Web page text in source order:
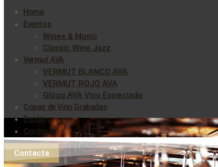
Home
Eventos
Wines & Music
Classic Wine Jazz
Vermut AVA
VERMUT BLANCO AVA
VERMUT ROJO AVA
Glögg AVA Vino Especiado
Copas de Vino Grabadas
Enoblog
Contacta
Contacta